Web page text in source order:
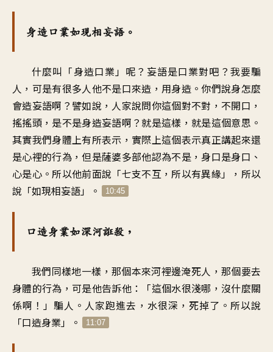
身造口業如現相妄語。
什麼叫「身造口業」呢？妄語是口業對吧？我要騙
人，可是有很多人他不是口來造，用身造。你們說身怎麼
會造妄語啊？譬如說，人家說問你這個對不對，不開口，
搖搖頭，是不是身造妄語啊？就是這樣，就是這個意思。
其實我們身體上有所表示，實際上這個表示真正講起來還
是心裡的行為，但是薩婆多部他認為不是，身口是身口、
心是心。所以他前面說「七支不互，所以有異緣」，所以
說「如現相妄語」。
10:45
口造身業如深河誑殺，
我們同樣地一樣，那個本來河裡邊淹死人，那個要去
身體的行為，可是他告訴他：「這個水很淺哪，沒什麼關
係啊！」騙人。人家跑進去，水很深，死掉了。所以說
「口造身業」。
11:07